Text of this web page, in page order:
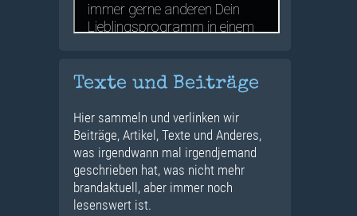
Texte und Beiträge
Hier sammeln und verlinken wir
Beiträge, Artikel, Texte und Anderes,
was irgendwann mal irgendjemand
geschrieben hat, was nicht mehr
brandaktuell, aber immer noch
lesenswert ist.